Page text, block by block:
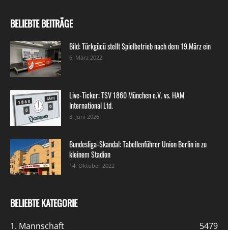
BELIEBTE BEITRÄGE
Bild: Türkgücü stellt Spielbetrieb nach dem 19.März ein
6. März 2022
Live-Ticker: TSV 1860 München e.V. vs. HAM
International Ltd.
3. Juni 2026
Bundesliga-Skandal: Tabellenführer Union Berlin in zu
kleinem Stadion
14. Oktober 2022
BELIEBTE KATEGORIE
1. Mannschaft 5479